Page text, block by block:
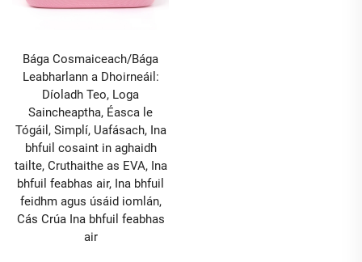
Bága Cosmaiceach/Bága
Leabharlann a Dhoirneáil:
Díoladh Teo, Loga
Saincheaptha, Éasca le
Tógáil, Simplí, Uafásach, Ina
bhfuil cosaint in aghaidh
tailte, Cruthaithe as EVA, Ina
bhfuil feabhas air, Ina bhfuil
feidhm agus úsáid iomlán,
Cás Crúa Ina bhfuil feabhas
air